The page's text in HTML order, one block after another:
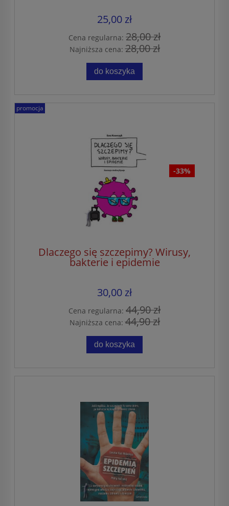
25,00 zł
Cena regularna: 28,00 zł
Najniższa cena:28,00 zł
do koszyka
-33%
Dlaczego się szczepimy? Wirusy,
bakterie i epidemie
30,00 zł
Cena regularna: 44,90 zł
Najniższa cena:44,90 zł
do koszyka
promocja